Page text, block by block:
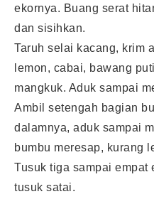
ekornya. Buang serat
dan sisihkan.
Taruh selai kacang, krim
lemon, cabai, bawang
mangkuk. Aduk sampai
Ambil setengah bagian
dalamnya, aduk sampai
bumbu meresap, kurang
Tusuk tiga sampai empat
tusuk satai.